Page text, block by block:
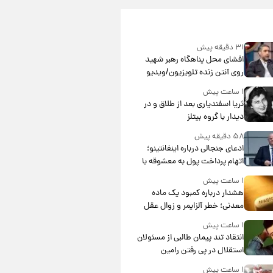
۳۱ دقیقه پیش
افشای محل پناهگاه‌ رهبر شهید
روی آنتن زنده تلویزیون/ویدیو
۱ ساعت پیش
ثریا اسفندیاری بعد از طلاق و در
دیدار با گروه بیتلز
۵۸ دقیقه پیش
ادعای جنجالی درباره اینفانتینو؛
اتهام پرداخت پول به معشوقه با
درآمد یوفا
۱ ساعت پیش
هشدار درباره کمبود یک ماده
معدنی؛ خطر آلزایمر و زوال عقل
افزایش می‌یابد؟
۱ ساعت پیش
انتقاد تند پیمان طالبی از مسئولان
استقلال در پی رفتن رامین
رضاییان+ عکس
۱ ساعت پیش